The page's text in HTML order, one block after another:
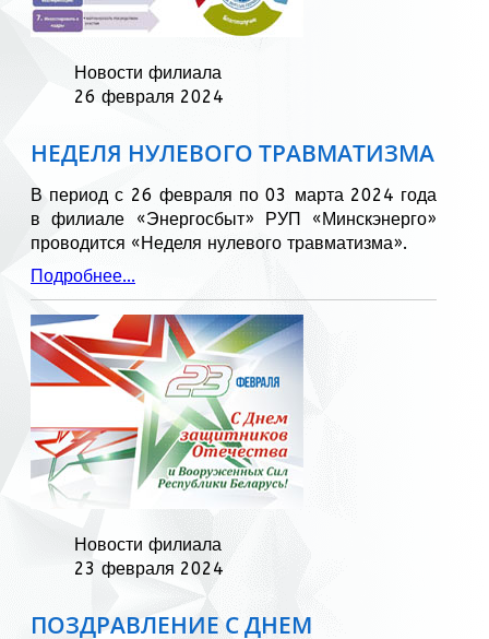
Новости филиала
26 февраля 2024
НЕДЕЛЯ НУЛЕВОГО ТРАВМАТИЗМА
В период с 26 февраля по 03 марта 2024 года
в филиале «Энергосбыт» РУП «Минскэнерго»
проводится «Неделя нулевого травматизма».
Подробнее...
Новости филиала
23 февраля 2024
ПОЗДРАВЛЕНИЕ С ДНЕМ